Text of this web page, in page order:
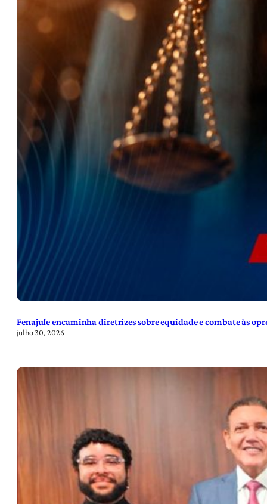
Fenajufe encaminha diretrizes sobre equidade e combate às
julho 30, 2026